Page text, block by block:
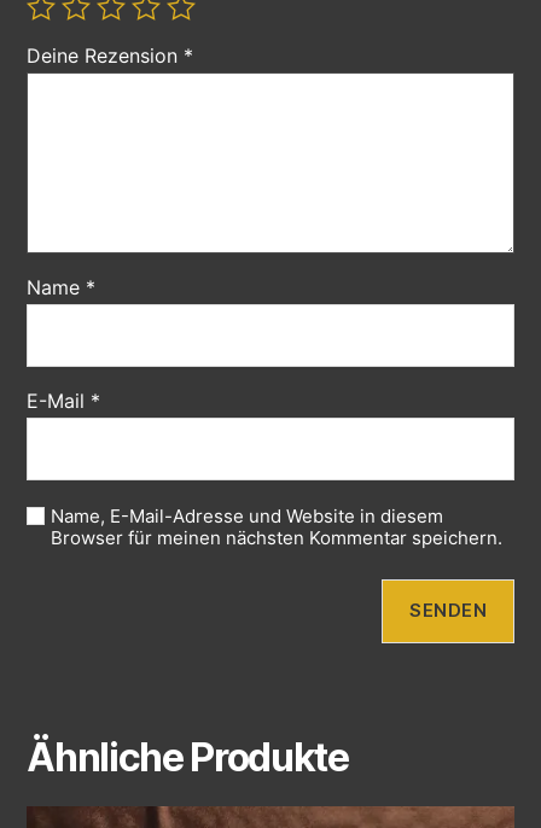
Deine Rezension *
Name *
E-Mail *
Name, E-Mail-Adresse und Website in diesem
Browser für meinen nächsten Kommentar speichern.
Ähnliche Produkte